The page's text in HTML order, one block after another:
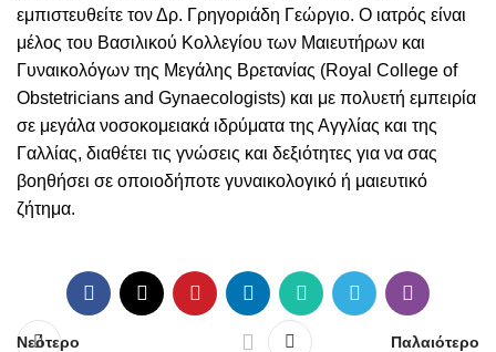
εμπιστευθείτε τονΔρ. Γρηγοριάδη Γεώργιο. Ο ιατρός είναι
μέλος του Βασιλικού Κολλεγίου των Μαιευτήρων και
Γυναικολόγων της Μεγάλης Βρετανίας (Royal College of
Obstetricians and Gynaecologists) και με πολυετή εμπειρία
σε μεγάλα νοσοκομειακά ιδρύματα της Αγγλίας και της
Γαλλίας, διαθέτει τις γνώσεις και δεξιότητες για να σας
βοηθήσει σε οποιοδήποτε γυναικολογικό ή μαιευτικό
ζήτημα.
Νεότερο Παλαιότερο